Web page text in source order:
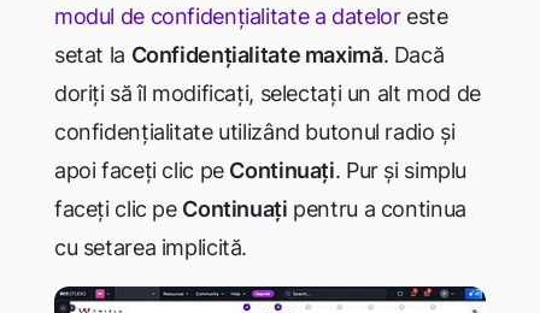
modul de confidențialitate a dateloreste
setat la Confidențialitate maximă. Dacă
doriți să îl modificați, selectați un alt mod de
confidențialitate utilizând butonul radio și
apoi faceți clic pe Continuați. Pur și simplu
faceți clic pe Continuați pentru a continua
cu setarea implicită.